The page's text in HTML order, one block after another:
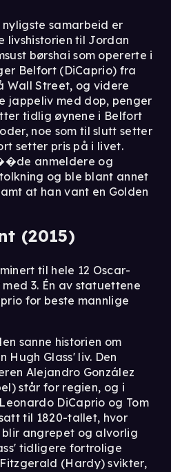
nyligste samarbeid er
livshistorien til Jordan
børshai som opererte i
Belfort (DiCaprio) fra
Wall Street, og videre
jappeliv med dop, penger
tidlig øynene i Belfort
noe som til slutt setter
setter pris på i livet.
anmeldere og
og ble blant annet
at han vant en Golden
(2015)
til hele 12 Oscar-
3. Én av statuettene
for beste mannlige
sanne historien om
Hugh Glass' liv. Den
Alejandro González
står for regien, og i
DiCaprio og Tom
til 1820-tallet, hvor
blir angrepet og alvorlig
tidligere fortrolige
(Hardy) svikter,